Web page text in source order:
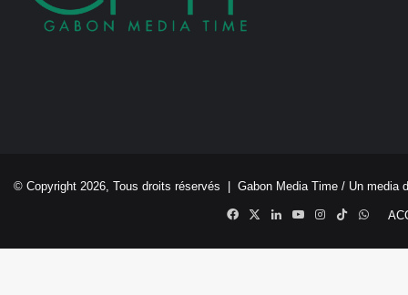
© Copyright 2026, Tous droits réservés | Gabon Media Time / Un media
Facebook
X LinkedinYouTubeInstagram
TikTok